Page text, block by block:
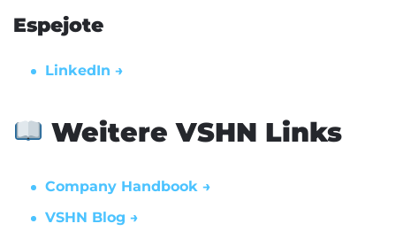
Espejote
LinkedIn →
Weitere VSHN Links
Company Handbook →
VSHN Blog →